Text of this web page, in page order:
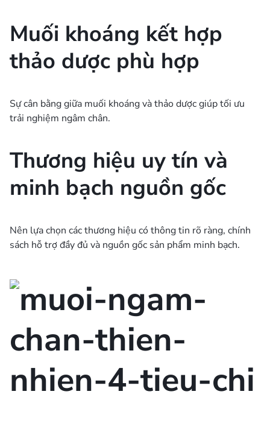
Muối khoáng kết hợp
thảo dược phù hợp
Sự cân bằng giữa muối khoáng và thảo dược giúp tối ưu
trải nghiệm ngâm chân.
Thương hiệu uy tín và
minh bạch nguồn gốc
Nên lựa chọn các thương hiệu có thông tin rõ ràng, chính
sách hỗ trợ đầy đủ và nguồn gốc sản phẩm minh bạch.